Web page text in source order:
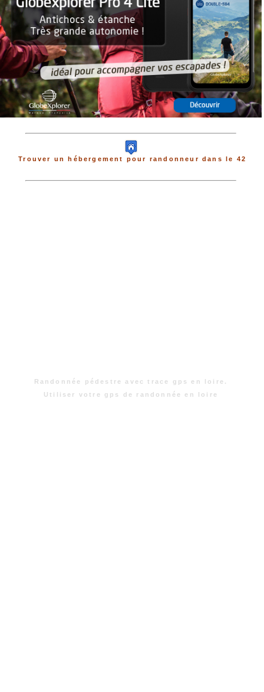
Trouver un hébergement pour randonneur dans le 42
Randonnée pédestre avec trace gps en loire.
Utiliser votre gps de randonnée en loire